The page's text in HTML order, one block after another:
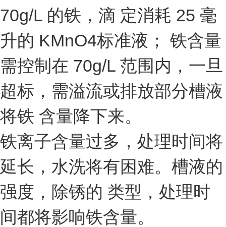
70g/L 的铁，滴 定消耗 25 毫
升的 KMnO4标准液； 铁含量
需控制在 70g/L 范围内，一旦
超标，需溢流或排放部分槽液
将铁 含量降下来。
铁离子含量过多，处理时间将
延长，水洗将有困难。槽液的
强度，除锈的 类型，处理时
间都将影响铁含量。